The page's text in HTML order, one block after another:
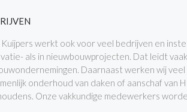
Kuijpers werkt ook voor veel bedrijven en
als in nieuwbouwprojecten. Dat leidt
Daarnaast werken wij
onderhoud van daken of aanschaf van
Onze vakkundige medewerkers